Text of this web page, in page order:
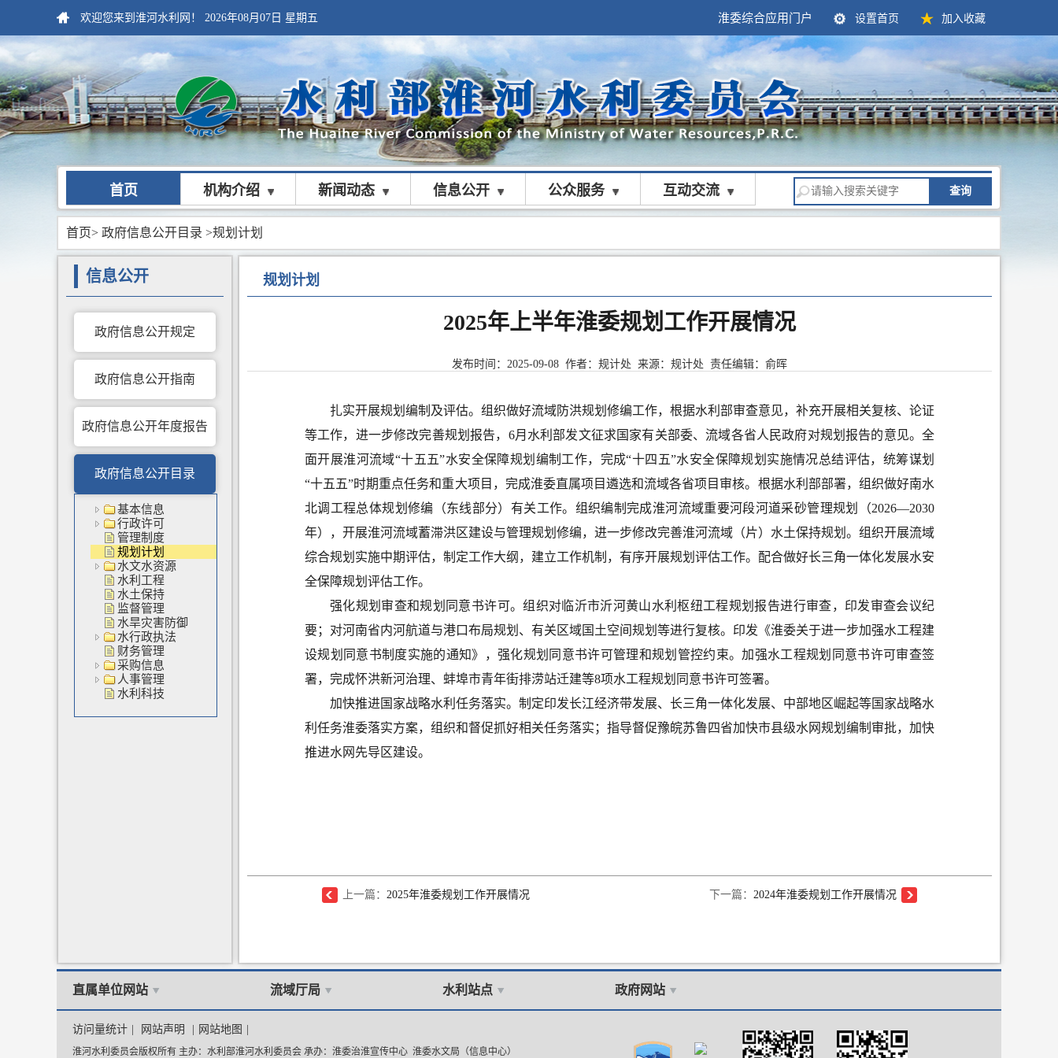
欢迎您来到淮河水利网！ 2026年08月07日 星期五 淮委综合应用门户 设置首页 加入收藏
首页 机构介绍 新闻动态 信息公开 公众服务 互动交流 查询
首页> 政府信息公开目录 >规划计划
规划计划
2025年上半年淮委规划工作开展情况
发布时间： 2025-09-08 作者：规计处 来源： 规计处 责任编辑：俞晖
扎实开展规划编制及评估。组织做好流域防洪规划修编工作，根据水利部审查意见，补充开展相关复核、论证
等工作，进一步修改完善规划报告， 6月水利部发文征求国家有关部委、流域各省人民政府对规划报告的意见。全
面开展淮河流域“十五五”水安全保障规划编制工作，完成“十四五”水安全保障规划实施情况总结评估，统筹谋划
“十五五”时期重点任务和重大项目，完成淮委直属项目遴选和流域各省项目审核。 根据水利部部署，组织做好南水
北调 工程总体规划修编（东线部分）有关工作。 组织编制完成淮河流域重要河段河道采砂管理规划（2026—2030
年）
，开展淮河流域蓄滞洪区建设与管理规划修编， 进一步修改完善淮河流域（片）水土保持规划。组织开展流域
综合规划实施中期评估，制定工作大纲，建立工作机制，有序开展规划评估工作。配合做好长三角一体化发展水安
全保障规划评估工作。
强化规划审查和规划同意书许可。组织对临沂市沂河黄山水利枢纽工程规划报告进行审查，印发审查会议纪
要；对河南省内河航道与港口布局规划、有关区域国土空间规划等进行复核。 印发《淮委关于进一步加强水工程建
设规划同意书制度实施的通知》，强化规划同意书许可管理和规划管控约束。加强水工程规划同意书许可审查签
署，完成怀洪新河治理、蚌埠市青年街排涝站迁建等8项水工程规划同意书许可签署。
加快推进国家战略水利任务落实。制定印发长江经济带发展、长三角一体化发展、中部地区崛起等国家战略水
利任务淮委落实方案，组织和督促抓好相关任务落实；指导督促豫皖苏鲁四省加快市县级水网规划编制审批，加快
推进水网先导区建设。
上一篇： 2025年淮委规划工作开展情况 下一篇：2024年淮委规划工作开展情况
信息公开
政府信息公开规定
政府信息公开指南
政府信息公开年度报告
政府信息公开目录
基本信息
行政许可
管理制度
规划计划
水文水资源
水利工程
水土保持
监督管理
水旱灾害防御
水行政执法
财务管理
采购信息
人事管理
水利科技
直属单位网站 流域厅局 水利站点 政府网站
访问量统计 网站声明 网站地图
淮河水利委员会版权所有 主办：水利部淮河水利委员会 承办：淮委治淮宣传中心 淮委水文局（信息中心）